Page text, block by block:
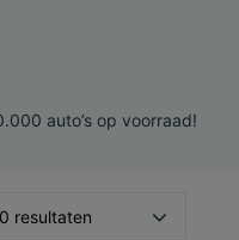
auto’s op voorraad!
resultaten